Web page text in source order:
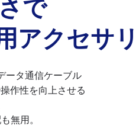
で
アクセサ
ータ通信ケーブル
作性を向上させる
無用。